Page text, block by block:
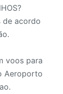
de acordo
voos para
Aeroporto